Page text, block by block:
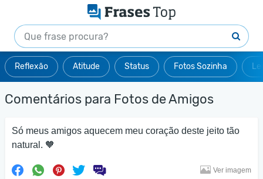
Reflexão Atitude Status Fotos Sozinha
Comentários para Fotos de Amigos
Só meus amigos aquecem meu coração deste jeito tão
natural. 🧡
Ver imagem